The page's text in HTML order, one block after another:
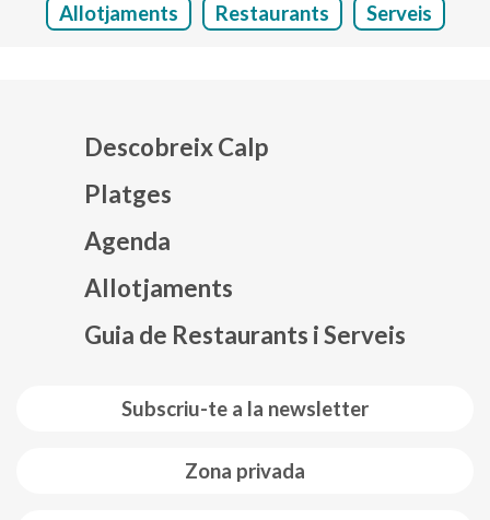
Allotjaments
Restaurants Serveis
Subscriu-te a la newsletter
Zona privada
Descobreix Calp
Platges
Agenda
Allotjaments
Guia de Restaurants i Serveis